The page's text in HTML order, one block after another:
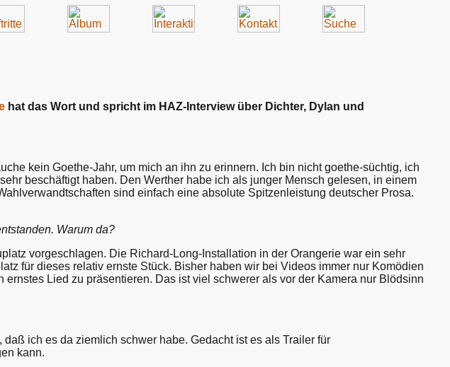
hat das Wort und spricht im HAZ-Interview über Dichter, Dylan und
kein Goethe-Jahr, um mich an ihn zu erinnern. Ich bin nicht goethe-süchtig, ich
beschäftigt haben. Den Werther habe ich als junger Mensch gelesen, in einem
sind einfach eine absolute Spitzenleistung deutscher Prosa.
Warum da?
vorgeschlagen. Die Richard-Long-Installation in der Orangerie war ein sehr
für dieses relativ ernste Stück. Bisher haben wir bei Videos immer nur Komödien
Lied zu präsentieren. Das ist viel schwerer als vor der Kamera nur Blödsinn
ich es da ziemlich schwer habe. Gedacht ist es als Trailer für
kann.